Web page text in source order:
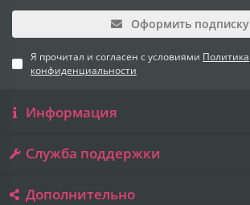
Оформить подписку
Я прочитал и согласен с условиями Политика
конфиденциальности
Информация
Служба поддержки
Дополнительно